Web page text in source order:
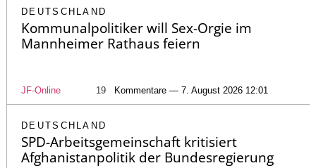
DEUTSCHLAND
Kommunalpolitiker will Sex-Orgie im
Mannheimer Rathaus feiern
JF-Online 19 Kommentare — 7. August 2026 12:01
DEUTSCHLAND
SPD-Arbeitsgemeinschaft kritisiert
Afghanistanpolitik der Bundesregierung